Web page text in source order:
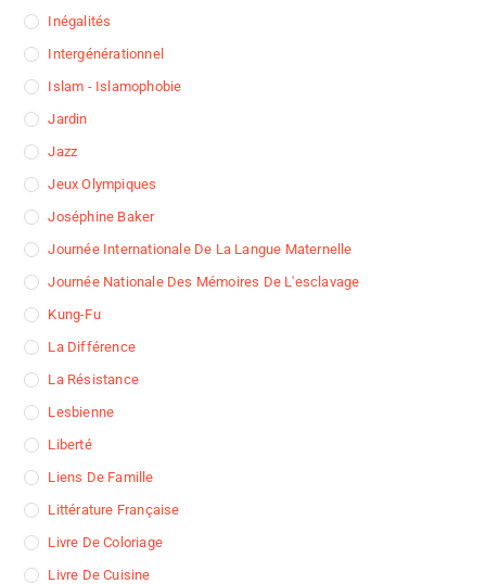
Inégalités
Intergénérationnel
Islam - Islamophobie
Jardin
Jazz
Jeux Olympiques
Joséphine Baker
Journée Internationale De La Langue Maternelle
Journée Nationale Des Mémoires De L'esclavage
Kung-Fu
La Différence
La Résistance
Lesbienne
Liberté
Liens De Famille
Littérature Française
Livre De Coloriage
Livre De Cuisine